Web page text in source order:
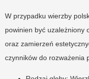
W przypadku wierzby
powinien być uzależniony
oraz zamierzeń
czynników do rozważenia